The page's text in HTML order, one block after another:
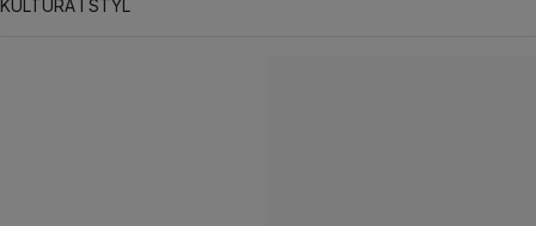
KULTURA I STYL